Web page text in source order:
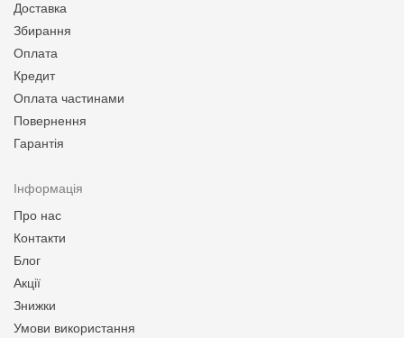
Доставка
Збирання
Оплата
Кредит
Оплата частинами
Повернення
Гарантія
Інформація
Про нас
Контакти
Блог
Акції
Знижки
Умови використання